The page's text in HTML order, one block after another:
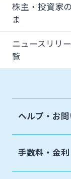
株主・投資家
ま
ニュースリリ
覧
ヘルプ・お
手数料・金利